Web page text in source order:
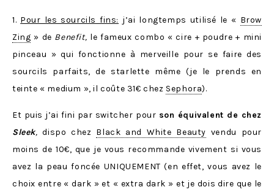
1. Pour les sourcils fins: j’ai longtemps utilisé le « Brow
Zing » de Benefit, le fameux combo « cire + poudre + mini
pinceau » qui fonctionne à merveille pour se faire des
sourcils parfaits, de starlette même (je le prends en
teinte « medium », il coûte 31€ chez Sephora).
Et puis j’ai fini par switcher pour son équivalent de chez
Sleek, dispo chez Black and White Beauty vendu pour
moins de 10€, que je vous recommande vivement si vous
avez la peau foncée UNIQUEMENT (en effet, vous avez le
choix entre « dark » et « extra dark » et je dois dire que le